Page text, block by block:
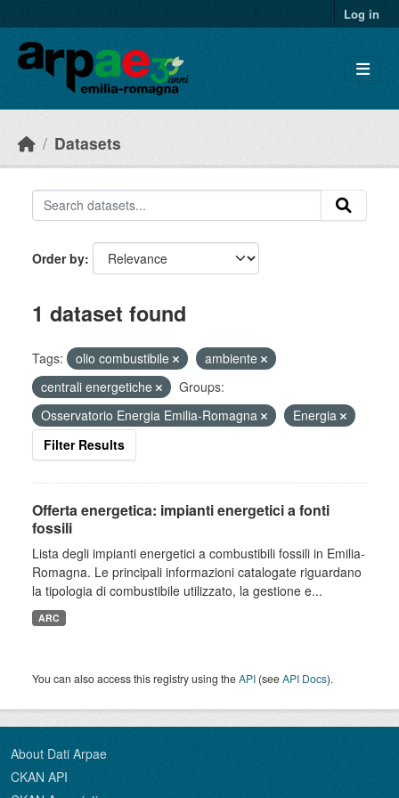
Log in
Datasets
Order by
1 dataset found
Tags: olio combustibile
ambiente
centrali energetiche
Groups:
Osservatorio Energia Emilia-Romagna
Energia
Filter Results
Offerta energetica: impianti energetici a fonti
fossili
Lista degli impianti energetici a combustibili fossili in Emilia-
Romagna. Le principali informazioni catalogate riguardano
la tipologia di combustibile utilizzato, la gestione e...
ARC
You can also access this registry using theAPI (seeAPI Docs).
About Dati Arpae
CKAN API